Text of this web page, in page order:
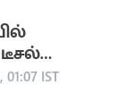
01:07 IST